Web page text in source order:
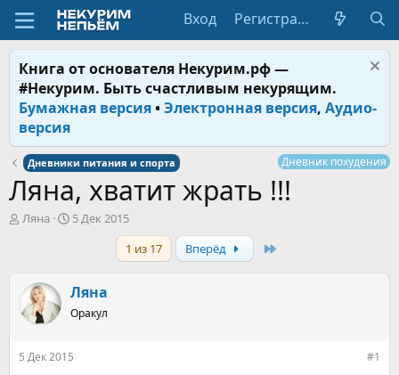
Вход Регистрация
Книга от основателя Некурим.рф —
#Некурим. Быть счастливым некурящим.
Бумажная версия•Электронная версия, Аудио-
версия
Дневники питания и спорта Дневник похудения
Ляна, хватит жрать !!!
А
е
Ляна
Д
а
ч
а
5 Дек 2015
1 из 17
Вперёд
Ляна
Оракул
5 Дек 2015 #1